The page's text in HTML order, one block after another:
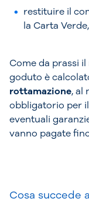
restituire il
la Carta
Come da prassi
goduto è
rottamazione, al
obbligatorio per
eventuali
vanno pagate
Cosa succede